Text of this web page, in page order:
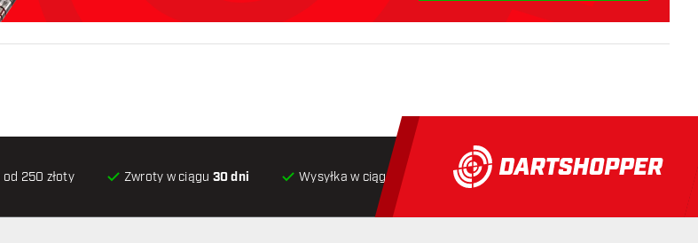
od 250 złoty Zwroty w ciągu 30 dni Wysyłka w ciągu 24 godzin Darmowa wysyłka od 250 złoty